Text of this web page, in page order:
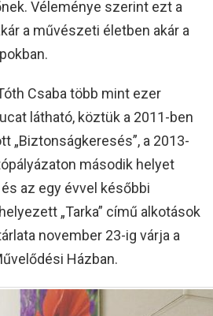
Véleménye szerint ezt a
a művészeti életben akár a
Csaba több mint ezer
látható, köztük a 2011-ben
„Biztonságkeresés”, a 2013-
második helyet
az egy évvel későbbi
„Tarka” című alkotások
november 23-ig várja a
Házban.